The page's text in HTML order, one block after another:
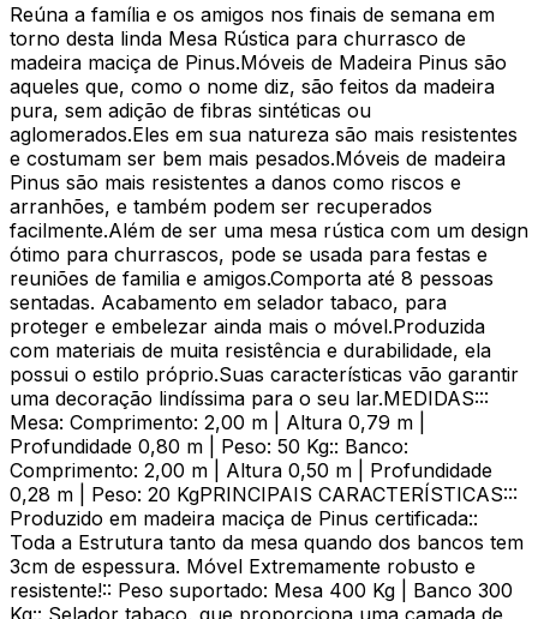
Reúna a família e os amigos nos finais de semana em
torno desta linda Mesa Rústica para churrasco de
madeira maciça de Pinus.Móveis de Madeira Pinus são
aqueles que, como o nome diz, são feitos da madeira
pura, sem adição de fibras sintéticas ou
aglomerados.Eles em sua natureza são mais resistentes
e costumam ser bem mais pesados.Móveis de madeira
Pinus são mais resistentes a danos como riscos e
arranhões, e também podem ser recuperados
facilmente.Além de ser uma mesa rústica com um design
ótimo para churrascos, pode se usada para festas e
reuniões de familia e amigos.Comporta até 8 pessoas
sentadas. Acabamento em selador tabaco, para
proteger e embelezar ainda mais o móvel.Produzida
com materiais de muita resistência e durabilidade, ela
possui o estilo próprio.Suas características vão garantir
uma decoração lindíssima para o seu lar.MEDIDAS:::
Mesa: Comprimento: 2,00 m | Altura 0,79 m |
Profundidade 0,80 m | Peso: 50 Kg:: Banco:
Comprimento: 2,00 m | Altura 0,50 m | Profundidade
0,28 m | Peso: 20 KgPRINCIPAIS CARACTERÍSTICAS:::
Produzido em madeira maciça de Pinus certificada::
Toda a Estrutura tanto da mesa quando dos bancos tem
3cm de espessura. Móvel Extremamente robusto e
resistente!:: Peso suportado: Mesa 400 Kg | Banco 300
Kg:: Selador tabaco, que proporciona uma camada de